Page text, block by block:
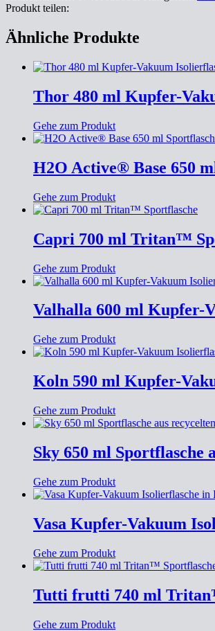
Produkt teilen:
Ähnliche Produkte
Thor 480 ml Kupfer-
Gehe zum Produkt
H2O Active® Base 650
Gehe zum Produkt
Capri 700 ml Tritan™
Gehe zum Produkt
Valhalla 600 ml Kupfer-
Gehe zum Produkt
Koln 590 ml Kupfer-
Gehe zum Produkt
Sky 650 ml Sportflasche
Gehe zum Produkt
Vasa Kupfer-Vakuum
Gehe zum Produkt
Tutti frutti 740 ml
Gehe zum Produkt